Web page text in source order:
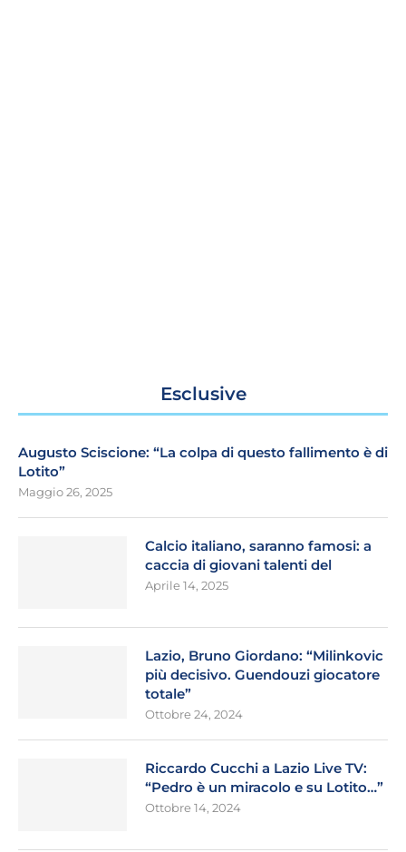
Esclusive
Augusto Sciscione: “La colpa di questo fallimento è di
Lotito”
Maggio 26, 2025
Calcio italiano, saranno famosi: a
caccia di giovani talenti del
Aprile 14, 2025
Lazio, Bruno Giordano: “Milinkovic
più decisivo. Guendouzi giocatore
totale”
Ottobre 24, 2024
Riccardo Cucchi a Lazio Live TV:
“Pedro è un miracolo e su Lotito…”
Ottobre 14, 2024